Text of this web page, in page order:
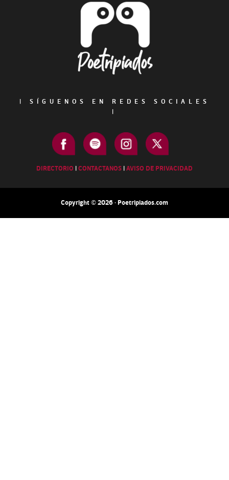
|
SÍGUENOS EN REDES SOCIALES
|
DIRECTORIO |CONTACTANOS |AVISO DE PRIVACIDAD
Copyright © 2026 · Poetripiados.com